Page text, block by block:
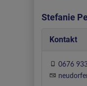
Stefanie
Kontakt
0676